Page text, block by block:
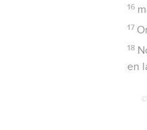
16
17
18
en